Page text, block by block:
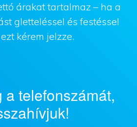
árakat tartalmaz – ha a
gletteléssel és festéssel
kérem jelzze.
a telefonszámát,